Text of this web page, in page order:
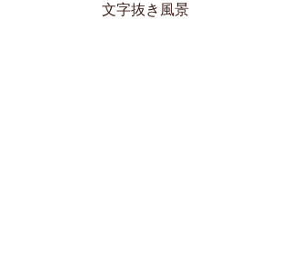
文字抜き風景